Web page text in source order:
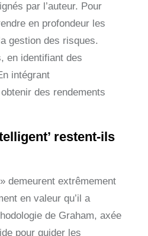
par l’auteur. Pour
en profondeur les
gestion des risques.
en identifiant des
intégrant
des rendements
restent-ils
demeurent extrêmement
en valeur qu’il a
de Graham, axée
pour guider les